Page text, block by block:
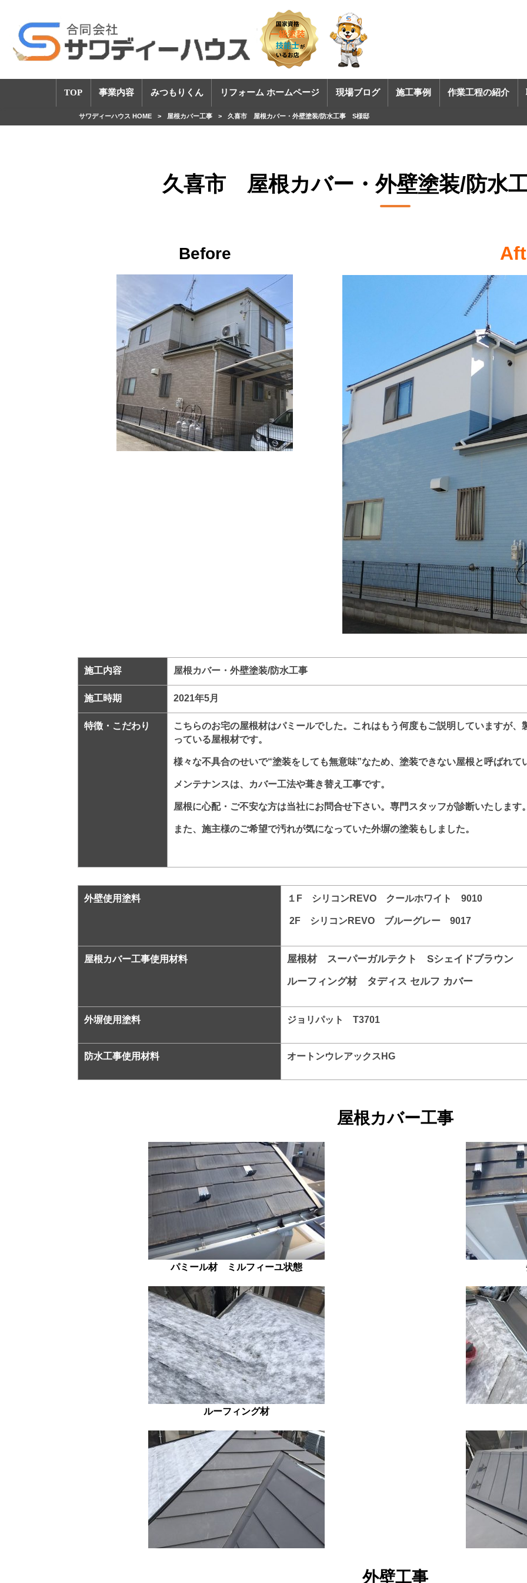
TOP 事業内容 みつもりくん リフォーム ホームページ 現場ブログ 施工事例 作業工程の紹介
サワディーハウス HOME > 屋根カバー工事 > 久喜市 屋根カバー・外壁塗装/防水工事 S様邸
久喜市 屋根カバー・外壁塗装/防水
Before
施工内容 屋根カバー・外壁塗装/防水工事
施工時期 2021年5月
特徴・こだわり
こちらのお宅の屋根材はパミールでした。これはもう何度もご説明していますが
っている屋根材です。
様々な不具合のせいで“塗装をしても無意味”なため、塗装できない屋根と呼ばれて
メンテナンスは、カバー工法や葺き替え工事です。
屋根に心配・ご不安な方は当社にお問合せ下さい。専門スタッフが診断いたします
また、施主様のご希望で汚れが気になっていた外塀の塗装もしました。
外壁使用塗料 １F シリコンREVO クールホワイト 9010
2F シリコンREVO ブルーグレー 9017
屋根カバー工事使用材料
屋根材 スーパーガルテクト Sシェイドブラウン
ルーフィング材 タディス セルフ カバー
外塀使用塗料 ジョリパット T3701
防水工事使用材料 オートンウレアックスHG
屋根カバー工事
パミール材 ミルフィーユ状態
ルーフィング材
外壁工事